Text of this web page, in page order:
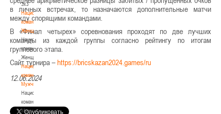
3х3
Национальная
команда.
Женщины
Национальная
команда.
Женщины
Национальная
команда.
Мужчины
Национальная
команда.
Мужчины
в личных встречах, то назначаются дополнительные матчи
между спорящими командами.
В «Финал четырех» соревнования проходят по две лучших
команды из каждой группы согласно рейтингу по итогам
группового этапа.
Сайт турнира –https://bricskazan2024.games/ru
12.06.2024